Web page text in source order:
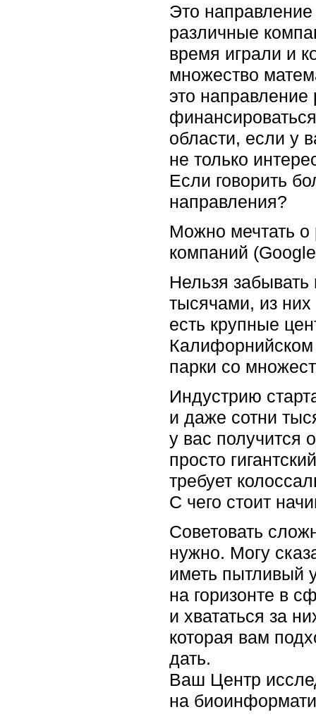
Это
различные
время играли и
множество
это направление
области, если у
не только
Если говорить
направления?
Можно мечтать о
компаний
Нельзя забывать
тысячами, из
есть крупные
Калифорнийском
парки со
Индустрию
и даже сотни
у вас получится
просто
требует
С чего стоит
Советовать
нужно. Могу
иметь пытливый
на горизонте в
и хвататься за
которая вам
дать.
Ваш Центр
на